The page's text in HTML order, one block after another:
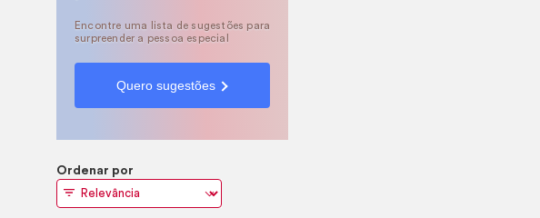
Encontre uma lista de sugestões para
surpreender a pessoa especial
Quero sugestões
Ordenar por